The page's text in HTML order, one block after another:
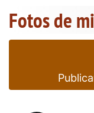
Fotos de